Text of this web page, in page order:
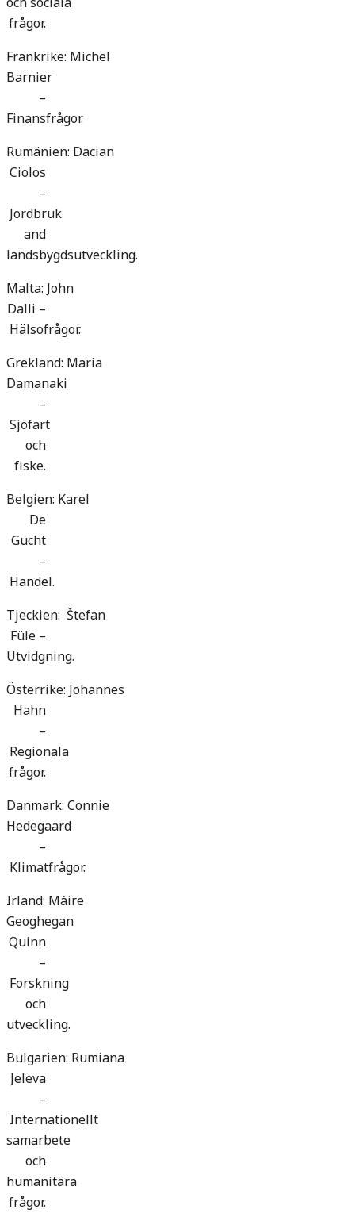
frågor.
Frankrike: Michel
Barnier
–
Finansfrågor.
Rumänien: Dacian
Ciolos
–
Jordbruk
and
landsbygdsutveckling.
Malta: John
Dalli –
Hälsofrågor.
Grekland: Maria
Damanaki
–
Sjöfart
och
fiske.
Belgien: Karel
De
Gucht
–
Handel.
Tjeckien: Štefan
Füle –
Utvidgning.
Österrike: Johannes
Hahn
–
Regionala
frågor.
Danmark: Connie
Hedegaard
–
Klimatfrågor.
Irland: Máire
Geoghegan
Quinn
–
Forskning
och
utveckling.
Bulgarien: Rumiana
Jeleva
–
Internationellt
samarbete
och
humanitära
frågor.